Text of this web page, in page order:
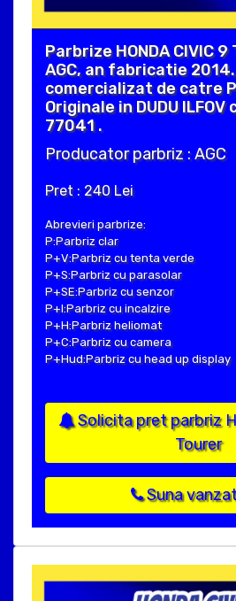
Parbrize HONDA CIVIC
AGC, an fabricatie
comercializat de catre
Originale in DUDU
77041 .
Producator parbriz : AGC
Pret : 240 Lei
Abrevieri parbrize:
P:Parbriz clar
P+V:Parbriz cu tenta verde
P+S:Parbriz cu parasolar
P+SE:Parbriz cu senzor
P+I:Parbriz cu incalzire
P+H:Parbriz heliomat
P+C:Parbriz cu camera
P+Hud:Parbriz cu head up display
Solicita pret parbriz
Tourer
Suna